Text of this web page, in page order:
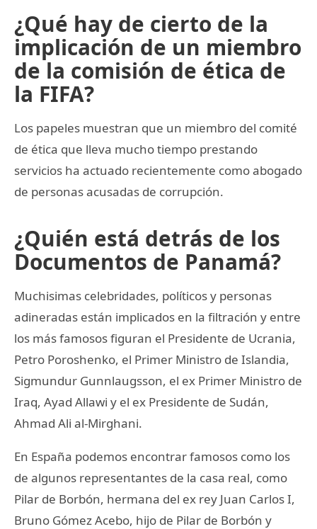
¿Qué hay de cierto de la
implicación de un miembro
de la comisión de ética de
la FIFA?
Los papeles muestran que un miembro del comité
de ética que lleva mucho tiempo prestando
servicios ha actuado recientemente como abogado
de personas acusadas de corrupción.
¿Quién está detrás de los
Documentos de Panamá?
Muchisimas celebridades, políticos y personas
adineradas están implicados en la filtración y entre
los más famosos figuran el Presidente de Ucrania,
Petro Poroshenko, el Primer Ministro de Islandia,
Sigmundur Gunnlaugsson, el ex Primer Ministro de
Iraq, Ayad Allawi y el ex Presidente de Sudán,
Ahmad Ali al-Mirghani.
En España podemos encontrar famosos como los
de algunos representantes de la casa real, como
Pilar de Borbón, hermana del ex rey Juan Carlos I,
Bruno Gómez Acebo, hijo de Pilar de Borbón y